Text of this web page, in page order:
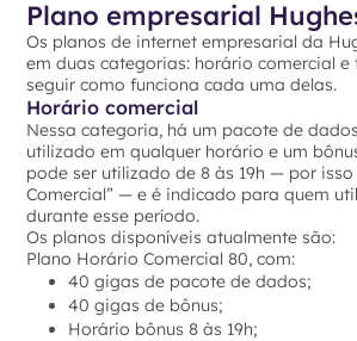
Plano empresarial
Os planos de internet empresarial da
em duas categorias: horário comercial e
seguir como funciona cada uma delas.
Horário comercial
Nessa categoria, há um pacote de
utilizado em qualquer horário e um
pode ser utilizado de 8 às 19h — por
Comercial” — e é indicado para quem
durante esse período.
Os planos disponíveis atualmente são:
Plano Horário Comercial 80, com:
40 gigas de pacote de dados;
40 gigas de bônus;
Horário bônus 8 às 19h;